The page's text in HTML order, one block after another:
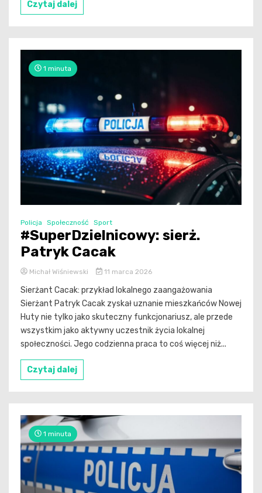
Czytaj dalej
1 minuta
Policja Społeczność Sport
#SuperDzielnicowy: sierż.
Patryk Cacak
Michał Wiśniewski 11 marca 2026
Sierżant Cacak: przykład lokalnego zaangażowania
Sierżant Patryk Cacak zyskał uznanie mieszkańców Nowej
Huty nie tylko jako skuteczny funkcjonariusz, ale przede
wszystkim jako aktywny uczestnik życia lokalnej
społeczności. Jego codzienna praca to coś więcej niż...
Czytaj dalej
1 minuta